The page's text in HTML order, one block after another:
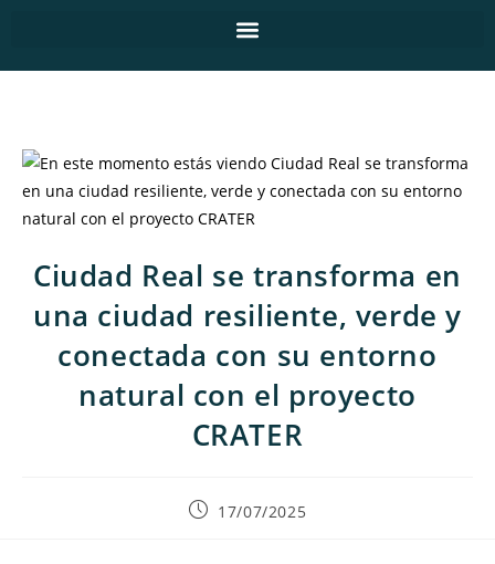
Ciudad Real se transforma en
una ciudad resiliente, verde y
conectada con su entorno
natural con el proyecto
CRATER
17/07/2025